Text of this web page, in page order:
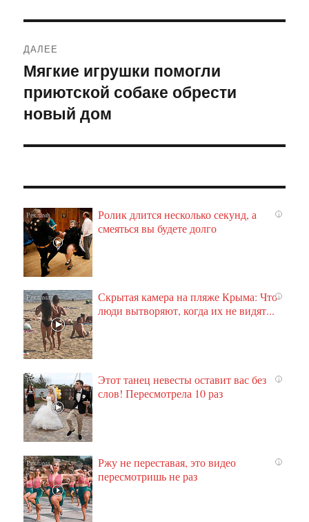
ДАЛЕЕ
Следующая
запись:
Мягкие игрушки помогли
приютской собаке обрести
новый дом
i
Ролик длится несколько секунд, а
смеяться вы будете долго
i
Скрытая камера на пляже Крыма: Что
люди вытворяют, когда их не видят...
i
Этот танец невесты оставит вас без
слов! Пересмотрела 10 раз
i
Ржу не переставая, это видео
пересмотришь не раз